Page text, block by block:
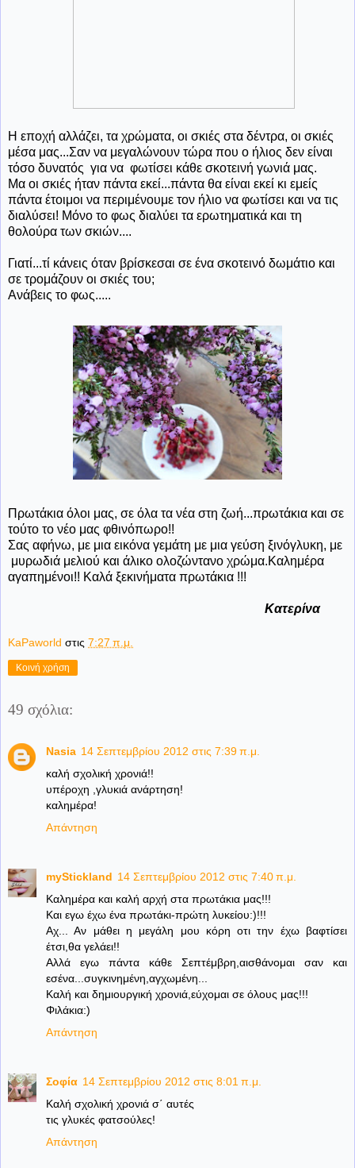
Η εποχή αλλάζει, τα χρώματα, οι σκιές στα δέντρα, οι σκιές
μέσα μας...Σαν να μεγαλώνουν τώρα που ο ήλιος δεν είναι
τόσο δυνατός για να φωτίσει κάθε σκοτεινή γωνιά μας.
Μα οι σκιές ήταν πάντα εκεί...πάντα θα είναι εκεί κι εμείς
πάντα έτοιμοι να περιμένουμε τον ήλιο να φωτίσει και να τις
διαλύσει! Μόνο το φως διαλύει τα ερωτηματικά και τη
θολούρα των σκιών....
Γιατί...τί κάνεις όταν βρίσκεσαι σε ένα σκοτεινό δωμάτιο και
σε τρομάζουν οι σκιές του;
Ανάβεις το φως.....
Πρωτάκια όλοι μας, σε όλα τα νέα στη ζωή...πρωτάκια και σε
τούτο το νέο μας φθινόπωρο!!
Σας αφήνω, με μια εικόνα γεμάτη με μια γεύση ξινόγλυκη, με
μυρωδιά μελιού και άλικο ολοζώντανο χρώμα.Καλημέρα
αγαπημένοι!! Καλά ξεκινήματα πρωτάκια !!!
Κατερίνα
KaPaworld στις 7:27 π.μ.
Κοινή χρήση
49 σχόλια:
Nasia 14 Σεπτεμβρίου 2012 στις 7:39 π.μ.
καλή σχολική χρονιά!!
υπέροχη ,γλυκιά ανάρτηση!
καλημέρα!
Απάντηση
myStickland 14 Σεπτεμβρίου 2012 στις 7:40 π.μ.
Καλημέρα και καλή αρχή στα πρωτάκια μας!!!
Και εγω έχω ένα πρωτάκι-πρώτη λυκείου:)!!!
Αχ... Αν μάθει η μεγάλη μου κόρη οτι την έχω βαφτίσει
έτσι,θα γελάει!!
Αλλά εγω πάντα κάθε Σεπτέμβρη,αισθάνομαι σαν και
εσένα...συγκινημένη,αγχωμένη...
Καλή και δημιουργική χρονιά,εύχομαι σε όλους μας!!!
Φιλάκια:)
Απάντηση
Σοφία 14 Σεπτεμβρίου 2012 στις 8:01 π.μ.
Kαλή σχολική χρονιά σ΄ αυτές
τις γλυκές φατσούλες!
Απάντηση